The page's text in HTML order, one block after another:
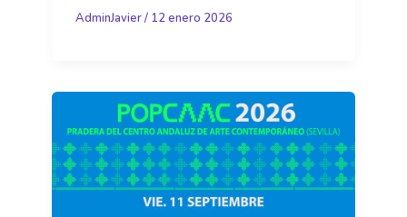
AdminJavier/ 12 enero 2026